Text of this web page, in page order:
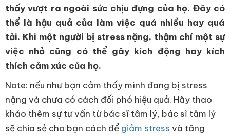
thấy vượt ra ngoài sức chịu đựng của họ. Đây có
thể là hậu quả của làm việc quá nhiều hay quá
tải. Khi một người bị stress nặng, thậm chí một sự
việc nhỏ cũng có thể gây kích động hay kích
thích cảm xúc của họ.
Note: nếu như bạn cảm thấy mình đang bị stress
nặng và chưa có cách đối phó hiệu quả. Hãy thao
khảo thêm sự tư vấn từ bác sĩ tâm lý, bác sĩ tâm lý
sẽ chia sẻ cho bạn cách để giảm stress và tăng